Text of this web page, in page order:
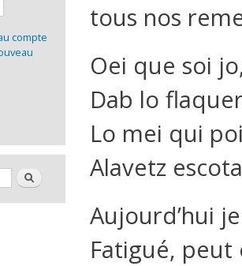
compte
Rechercher
tous nos
Oei que soi
Dab lo
Lo mei qui
Alavetz
Aujourd’hui
Fatigué,